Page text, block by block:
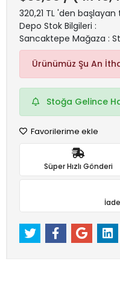
320,21 TL 'den
Depo Stok Bilgileri :
Sancaktepe Mağaza :
Ürünümüz Şu An
Stoğa Gelince
Favorilerime ekle
Süper Hızlı Gönderi